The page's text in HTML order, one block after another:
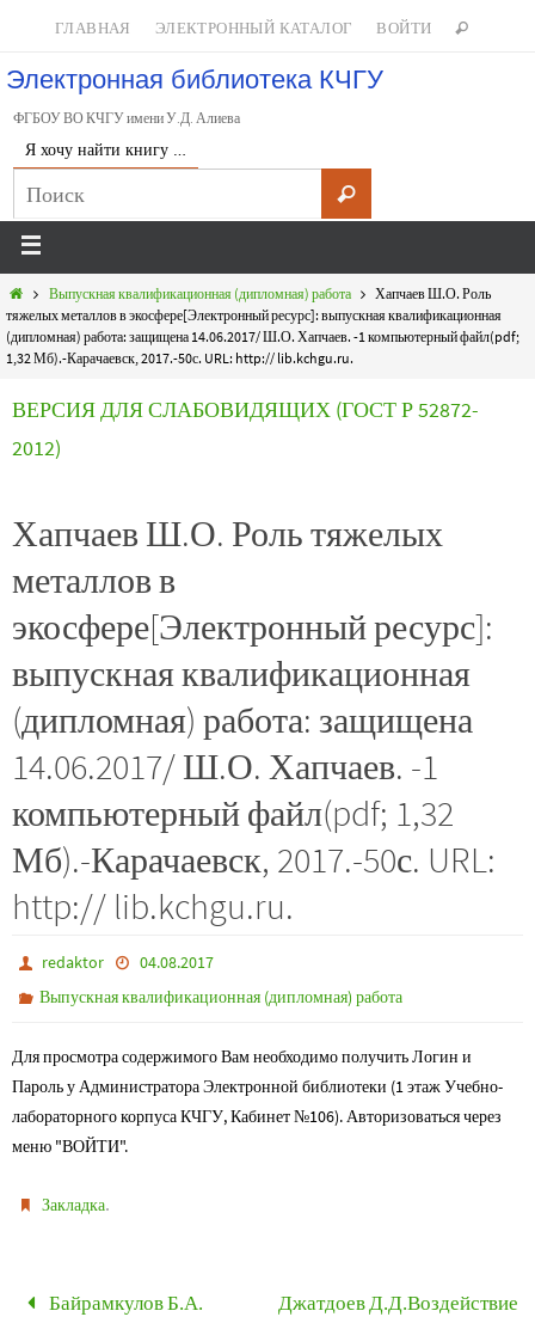
ГЛАВНАЯ ЭЛЕКТРОННЫЙ КАТАЛОГ ВОЙТИ
Электронная библиотека КЧГУ
ФГБОУ ВО КЧГУ имени У.Д. Алиева
Я хочу найти книгу …
Выпускная квалификационная (дипломная) работа
Хапчаев Ш.О. Роль
тяжелых металлов в экосфере[Электронный ресурс]: выпускная квалификационная
(дипломная) работа: защищена 14.06.2017/ Ш.О. Хапчаев. -1 компьютерный файл(pdf;
1,32 Мб).-Карачаевск, 2017.-50с. URL: http:// lib.kchgu.ru.
ВЕРСИЯ ДЛЯ СЛАБОВИДЯЩИХ (ГОСТ Р 52872-
2012)
Хапчаев Ш.О. Роль тяжелых
металлов в
экосфере[Электронный ресурс]:
выпускная квалификационная
(дипломная) работа: защищена
14.06.2017/ Ш.О. Хапчаев. -1
компьютерный файл(pdf; 1,32
Мб).-Карачаевск, 2017.-50с. URL:
http:// lib.kchgu.ru.
redaktor
04.08.2017
Выпускная квалификационная (дипломная) работа
Для просмотра содержимого Вам необходимо получить Логин и
Пароль у Администратора Электронной библиотеки (1 этаж Учебно-
лабораторного корпуса КЧГУ, Кабинет №106). Авторизоваться через
меню "ВОЙТИ".
Закладка.
Байрамкулов Б.А.
Джатдоев Д.Д.Воздействие